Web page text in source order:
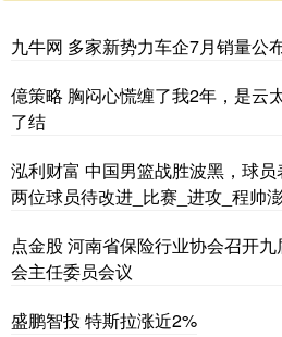
九牛网 多家新势力车企7月销量公
億策略 胸闷心慌缠了我2年，是云
了结
泓利财富 中国男篮战胜波黑，球员
两位球员待改进_比赛_进攻_程帅
点金股 河南省保险行业协会召开
会主任委员会议
盛鹏智投 特斯拉涨近2%